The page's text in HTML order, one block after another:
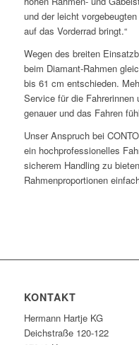
und der leicht
auf das Vorderrad bringt.“
Wegen des breiten
beim Diamant-Rahmen
bis 61 cm entschieden.
Service für die Fahrerinnen
genauer und das Fahren
Unser Anspruch bei
ein hochprofessionelles
sicherem Handling zu
Rahmenproportionen
KONTAKT
Hermann Hartje KG
Deichstraße 120-122